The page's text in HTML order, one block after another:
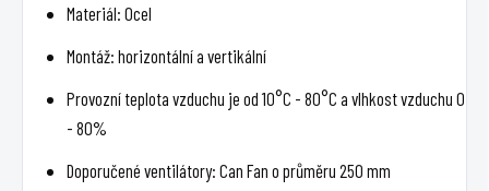
Materiál: Ocel
Montáž: horizontální a vertikální
Provozní teplota vzduchu je od 10°C - 80°C a vlhkost vzduchu 0
- 80%
Doporučené ventilátory: Can Fan o průměru 250 mm